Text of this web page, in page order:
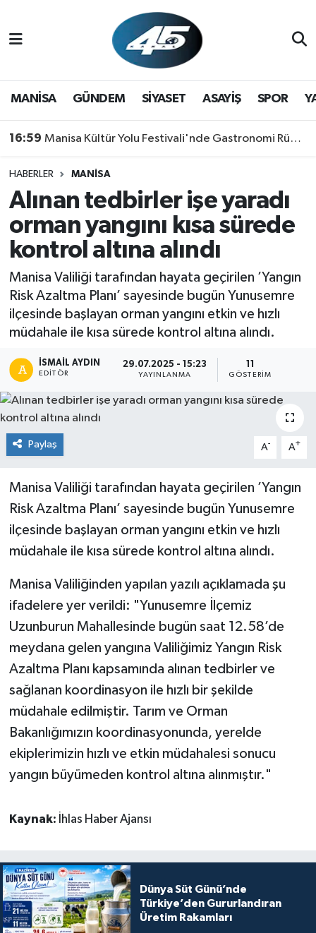
MANİSA GÜNDEM SİYASET ASAYİŞ SPOR
16:59 Manisa Kültür Yolu Festivali'nde Gastronomi Rüzgarı: Lezzetin Yıldızı "Manisa Kebabı" Oldu!
HABERLER MANİSA
Alınan tedbirler işe yaradı
orman yangını kısa sürede
kontrol altına alındı
Manisa Valiliği tarafından hayata geçirilen ’Yangın
Risk Azaltma Planı’ sayesinde bugün Yunusemre
ilçesinde başlayan orman yangını etkin ve hızlı
müdahale ile kısa sürede kontrol altına alındı.
İSMAIL AYDIN
EDITÖR
29.07.2025 - 15:23
YAYINLANMA GÖSTERIM
Paylaş A- A+
Manisa Valiliği tarafından hayata geçirilen ’Yangın
Risk Azaltma Planı’ sayesinde bugün Yunusemre
ilçesinde başlayan orman yangını etkin ve hızlı
müdahale ile kısa sürede kontrol altına alındı.
Manisa Valiliğinden yapılan yazılı açıklamada şu
ifadelere yer verildi: "Yunusemre İlçemiz
Uzunburun Mahallesinde bugün saat 12.58’de
meydana gelen yangına Valiliğimiz Yangın Risk
Azaltma Planı kapsamında alınan tedbirler ve
sağlanan koordinasyon ile hızlı bir şekilde
müdahale edilmiştir. Tarım ve Orman
Bakanlığımızın koordinasyonunda, yerelde
ekiplerimizin hızlı ve etkin müdahalesi sonucu
yangın büyümeden kontrol altına alınmıştır."
Kaynak: İhlas Haber Ajansı
Dünya Süt Günü’nde
Türkiye’den Gururlandıran
Üretim Rakamları
GÜNDEM
SPOR
YAŞAM
RESMİ REKLAM
Hava Durumu
Trafik Durumu
Son Dakika Haberleri
Haber Arşivi